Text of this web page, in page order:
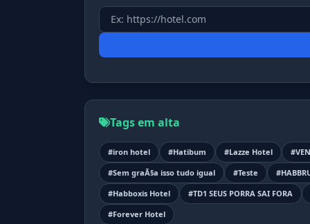
Tags em alta
#iron hotel #Hatibum #Lazze Hotel
#Sem graÃ§a isso tudo igual
#Teste
#Habboxis Hotel
#TD1 SEUS PORRA SAI FORA
#Forever Hotel